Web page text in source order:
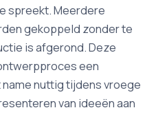
spreekt. Meerdere
gekoppeld zonder te
is afgerond. Deze
een
nuttig tijdens vroege
van ideeën aan